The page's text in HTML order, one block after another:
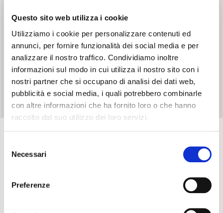
Questo sito web utilizza i cookie
Utilizziamo i cookie per personalizzare contenuti ed
annunci, per fornire funzionalità dei social media e per
analizzare il nostro traffico. Condividiamo inoltre
informazioni sul modo in cui utilizza il nostro sito con i
nostri partner che si occupano di analisi dei dati web,
pubblicità e social media, i quali potrebbero combinarle
con altre informazioni che ha fornito loro o che hanno
raccolto dal suo utilizzo dei loro servizi.
delNecessari
Preferenze
ridurre i consumi.
Termostato ambiente e di sicurezza